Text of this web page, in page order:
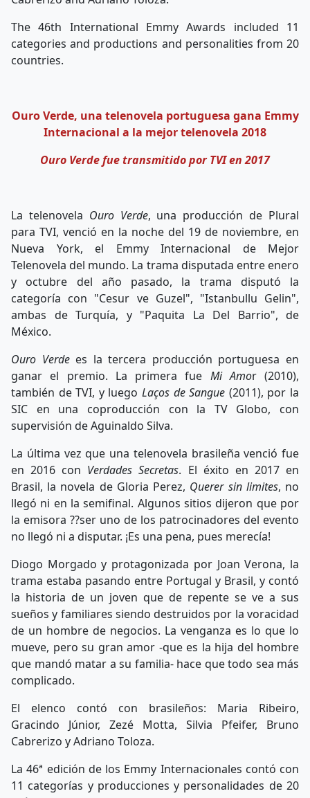
The 46th International Emmy Awards included 11
categories and productions and personalities from 20
countries.
Ouro Verde, una telenovela portuguesa gana Emmy
Internacional a la mejor telenovela 2018
Ouro Verde fue transmitido por TVI en 2017
La telenovela Ouro Verde, una producción de Plural
para TVI, venció en la noche del 19 de noviembre, en
Nueva York, el Emmy Internacional de Mejor
Telenovela del mundo. La trama disputada entre enero
y octubre del año pasado, la trama disputó la
categoría con "Cesur ve Guzel", "Istanbullu Gelin",
ambas de Turquía, y "Paquita La Del Barrio", de
México.
Ouro Verdees la tercera producción portuguesa en
ganar el premio. La primera fue Mi Amor (2010),
también de TVI, y luego Laços de Sangue (2011), por la
SIC en una coproducción con la TV Globo, con
supervisión de Aguinaldo Silva.
La última vez que una telenovela brasileña venció fue
en 2016 con Verdades Secretas. El éxito en 2017 en
Brasil, la novela de Gloria Perez, Querer sin limites, no
llegó ni en la semifinal. Algunos sitios dijeron que por
la emisora ??ser uno de los patrocinadores del evento
no llegó ni a disputar. ¡Es una pena, pues merecía!
Diogo Morgado y protagonizada por Joan Verona, la
trama estaba pasando entre Portugal y Brasil, y contó
la historia de un joven que de repente se ve a sus
sueños y familiares siendo destruidos por la voracidad
de un hombre de negocios. La venganza es lo que lo
mueve, pero su gran amor -que es la hija del hombre
que mandó matar a su familia- hace que todo sea más
complicado.
El elenco contó con brasileños: Maria Ribeiro,
Gracindo Júnior, Zezé Motta, Silvia Pfeifer, Bruno
Cabrerizo y Adriano Toloza.
La 46ª edición de los Emmy Internacionales contó con
11 categorías y producciones y personalidades de 20